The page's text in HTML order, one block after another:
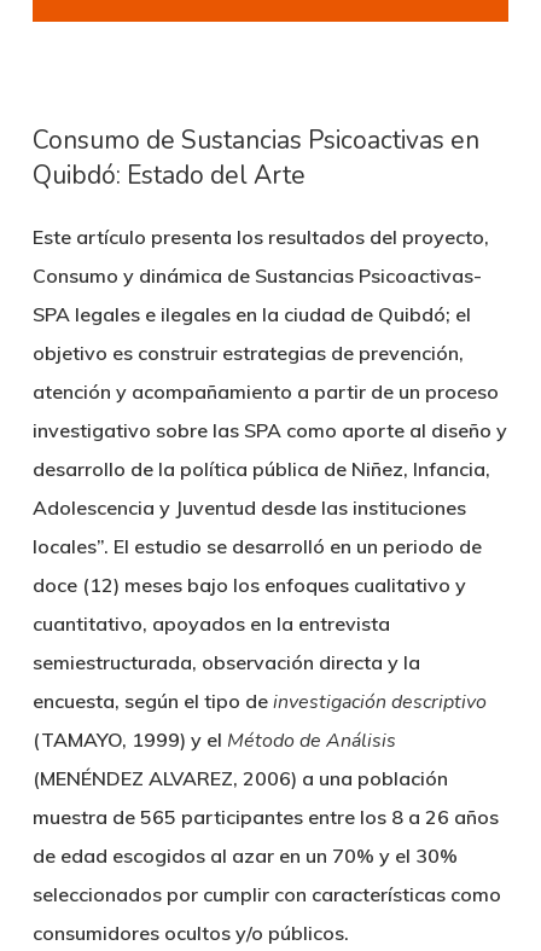
Consumo de Sustancias Psicoactivas en
Quibdó: Estado del Arte
Este artículo presenta los resultados del proyecto,
Consumo y dinámica de Sustancias Psicoactivas-
SPA legales e ilegales en la ciudad de Quibdó; el
objetivo es construir estrategias de prevención,
atención y acompañamiento a partir de un proceso
investigativo sobre las SPA como aporte al diseño y
desarrollo de la política pública de Niñez, Infancia,
Adolescencia y Juventud desde las instituciones
locales”. El estudio se desarrolló en un periodo de
doce (12) meses bajo los enfoques cualitativo y
cuantitativo, apoyados en la entrevista
semiestructurada, observación directa y la
encuesta, según el tipo de investigación descriptivo
(TAMAYO, 1999) y el Método de Análisis
(MENÉNDEZ ALVAREZ, 2006) a una población
muestra de 565 participantes entre los 8 a 26 años
de edad escogidos al azar en un 70% y el 30%
seleccionados por cumplir con características como
consumidores ocultos y/o públicos.